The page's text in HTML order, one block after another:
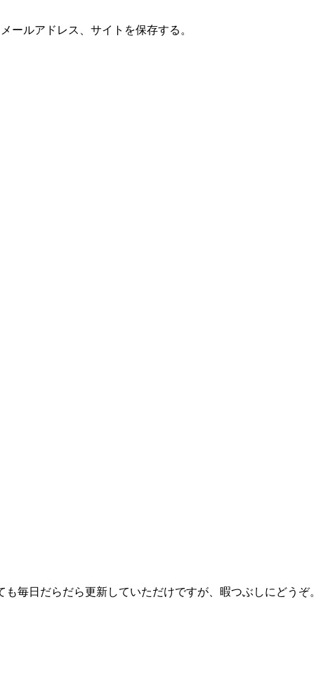
ールアドレス、サイトを保存する。
毎日だらだら更新していただけですが、暇つぶしにどうぞ。